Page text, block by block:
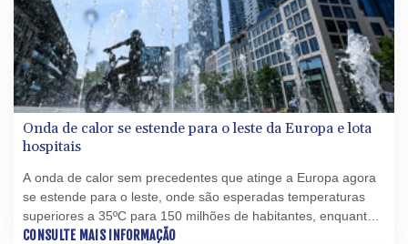
Onda de calor se estende para o leste da Europa e lota
hospitais
A onda de calor sem precedentes que atinge a Europa agora
se estende para o leste, onde são esperadas temperaturas
superiores a 35ºC para 150 milhões de habitantes, enquanto
os hospitais continuam lotados.
CONSULTE MAIS INFORMAÇÃO